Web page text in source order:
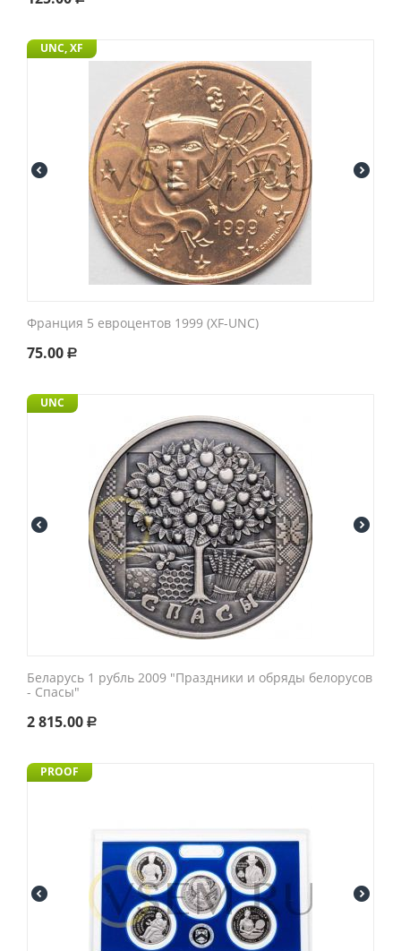
UNC, XF
Франция 5 евроцентов 1999 (XF-UNC)
75.00 Р
UNC
Беларусь 1 рубль 2009 "Праздники и обряды белорусов
- Спасы"
2 815.00 Р
PROOF